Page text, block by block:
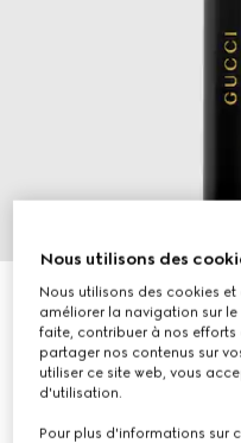
Mascara le Magnétisme,
CA$50
Nous utilisons des
Nous utilisons des cookies
améliorer la navigation sur
faite, contribuer à nos
partager nos contenus sur
utiliser ce site web, vous
d'utilisation.
Pour plus d'informations sur